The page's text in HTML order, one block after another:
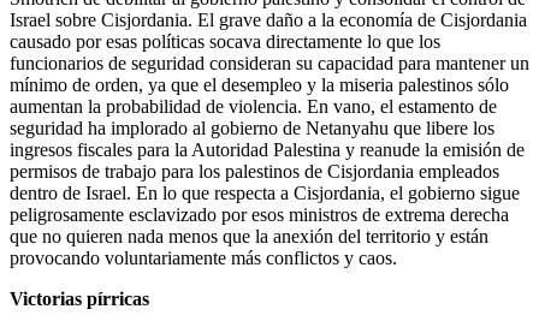
Israel sobre Cisjordania. El grave daño a la economía de Cisjordania
causado por esas políticas socava directamente lo que los
funcionarios de seguridad consideran su capacidad para mantener un
mínimo de orden, ya que el desempleo y la miseria palestinos sólo
aumentan la probabilidad de violencia. En vano, el estamento de
seguridad ha implorado al gobierno de Netanyahu que libere los
ingresos fiscales para la Autoridad Palestina y reanude la emisión de
permisos de trabajo para los palestinos de Cisjordania empleados
dentro de Israel. En lo que respecta a Cisjordania, el gobierno sigue
peligrosamente esclavizado por esos ministros de extrema derecha
que no quieren nada menos que la anexión del territorio y están
provocando voluntariamente más conflictos y caos.
Victorias pírricas